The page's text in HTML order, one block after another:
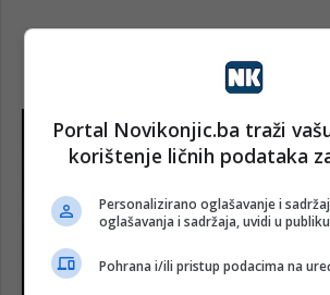
Portal Novikonjic.ba traži
korištenje ličnih podataka
Personalizirano oglašavanje i
oglašavanja i sadržaja, uvidi u
Pohrana i/ili pristup podacima na